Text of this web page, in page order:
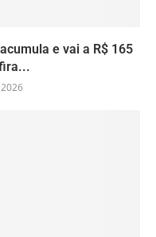
e vai a R$ 165